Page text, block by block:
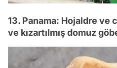
13. Panama: Hojaldre ve
ve kızartılmış domuz